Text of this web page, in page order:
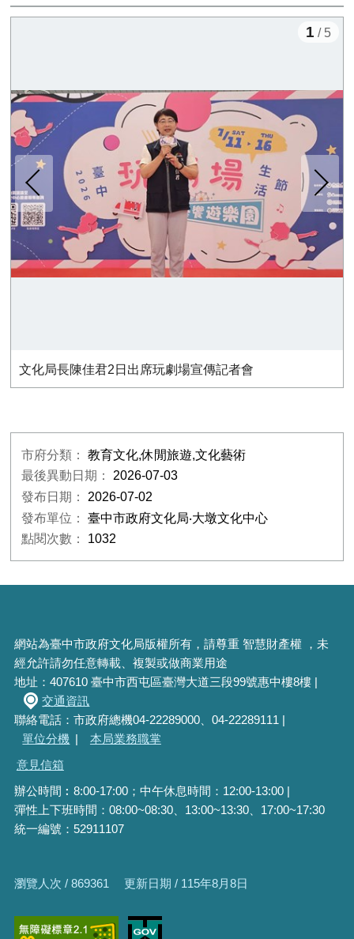
文化局長陳佳君2日出席玩劇場宣傳記者會
下一張
1 / 5
市府分類：教育文化,休閒旅遊,文化藝術
最後異動日期：2026-07-03
發布日期： 2026-07-02
發布單位：臺中市政府文化局‧大墩文化中心
點閱次數： 1032
網站為臺中市政府文化局版權所有，請尊重 智慧財產權 ，未
經允許請勿任意轉載、複製或做商業用途
地址：407610 臺中市西屯區臺灣大道三段99號惠中樓8樓 |
交通資訊
聯絡電話：市政府總機04-22289000、04-22289111 |
單位分機 |
本局業務職掌
意見信箱
辦公時間︰8:00-17:00；中午休息時間：12:00-13:00 |
彈性上下班時間：08:00~08:30、13:00~13:30、17:00~17:30
統一編號：52911107
瀏覽人次 / 869361 更新日期 / 115年8月8日